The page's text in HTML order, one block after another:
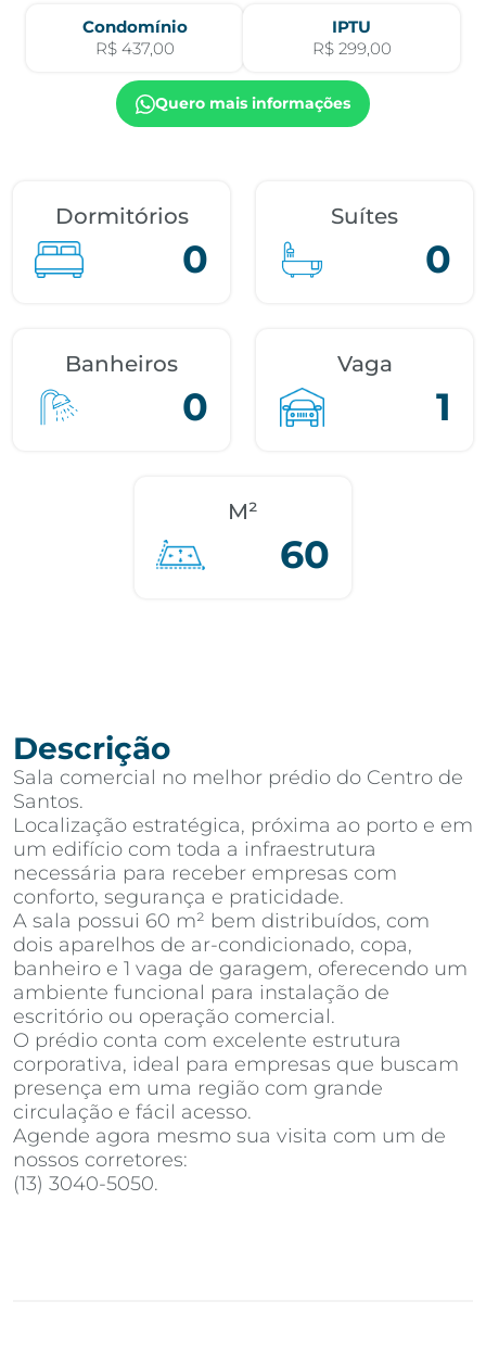
Condomínio
R$ 437,00
IPTU
R$ 299,00
Quero mais informações
Dormitórios
0
Suítes
0
Banheiros
0
Vaga
1
M²
60
Descrição
Sala comercial no melhor prédio do Centro de
Santos.
Localização estratégica, próxima ao porto e em
um edifício com toda a infraestrutura
necessária para receber empresas com
conforto, segurança e praticidade.
A sala possui 60 m² bem distribuídos, com
dois aparelhos de ar-condicionado, copa,
banheiro e 1 vaga de garagem, oferecendo um
ambiente funcional para instalação de
escritório ou operação comercial.
O prédio conta com excelente estrutura
corporativa, ideal para empresas que buscam
presença em uma região com grande
circulação e fácil acesso.
Agende agora mesmo sua visita com um de
nossos corretores:
(13) 3040-5050.